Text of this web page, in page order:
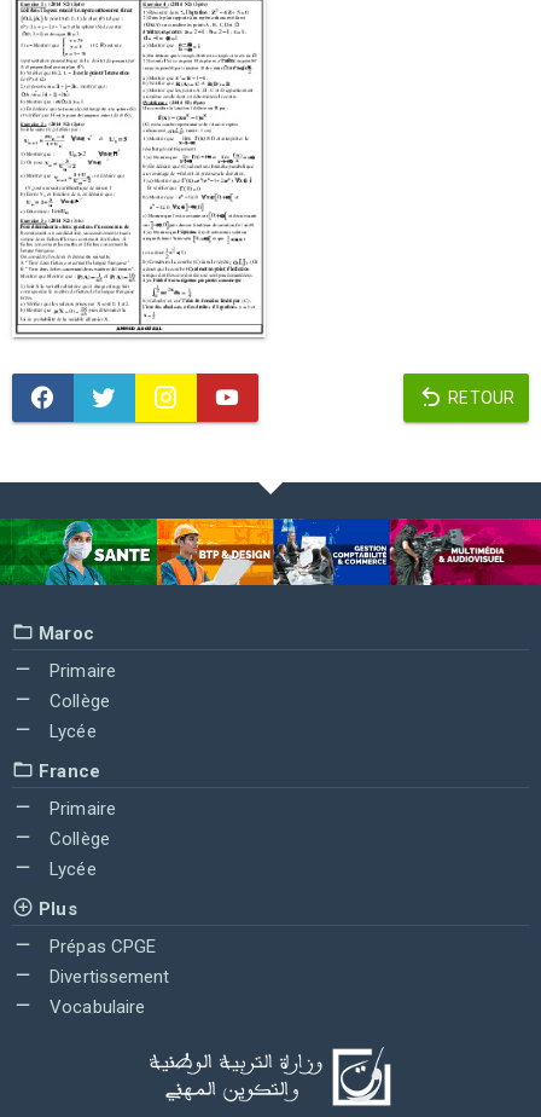
RETOUR
Maroc
Primaire
Collège
Lycée
France
Primaire
Collège
Lycée
Plus
Prépas CPGE
Divertissement
Vocabulaire